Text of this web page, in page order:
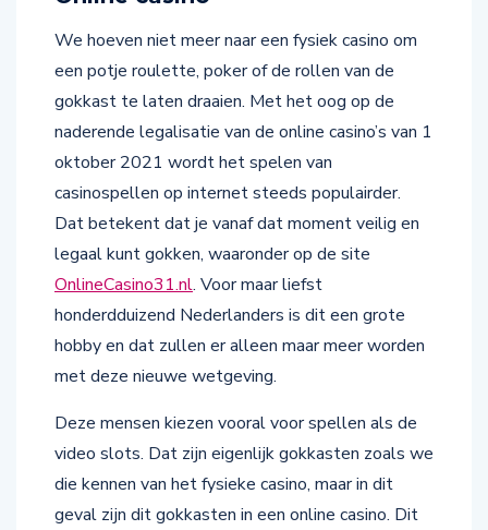
een potje roulette, poker of de rollen van de
gokkast te laten draaien. Met het oog op de
naderende legalisatie van de online casino’s van 1
oktober 2021 wordt het spelen van
casinospellen op internet steeds populairder.
Dat betekent dat je vanaf dat moment veilig en
legaal kunt gokken, waaronder op de site
OnlineCasino31.nl. Voor maar liefst
honderdduizend Nederlanders is dit een grote
hobby en dat zullen er alleen maar meer worden
met deze nieuwe wetgeving.
video slots. Dat zijn eigenlijk gokkasten zoals we
die kennen van het fysieke casino, maar in dit
geval zijn dit gokkasten in een online casino. Dit
soort gokkasten zijn niet moeilijk om te spelen